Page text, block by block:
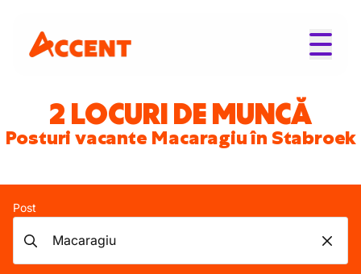
2 LOCURI DE MUNCĂ
Posturi vacante Macaragiu în Stabroek
Post